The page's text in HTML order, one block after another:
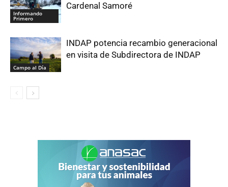
Informando
Primero
Cardenal Samoré
Campo al Día
INDAP potencia recambio generacional
en visita de Subdirectora de INDAP